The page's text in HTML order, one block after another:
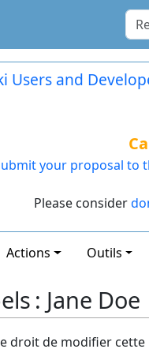
Users and
your proposal to
Please consider
Actions Outils
: Jane Doe
droit de modifier